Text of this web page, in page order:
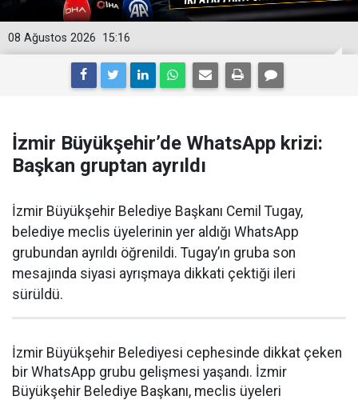
15:16
08 Ağustos 2026
İzmir Büyükşehir’de WhatsApp krizi:
Başkan gruptan ayrıldı
İzmir Büyükşehir Belediye Başkanı Cemil Tugay,
belediye meclis üyelerinin yer aldığı WhatsApp
grubundan ayrıldı öğrenildi. Tugay’ın gruba son
mesajında siyasi ayrışmaya dikkati çektiği ileri
sürüldü.
İzmir Büyükşehir Belediyesi cephesinde dikkat çeken
bir WhatsApp grubu gelişmesi yaşandı. İzmir
Büyükşehir Belediye Başkanı, meclis üyeleri